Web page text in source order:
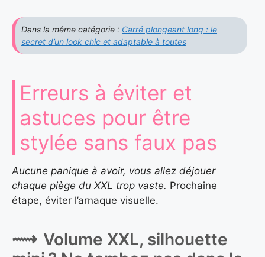
Dans la même catégorie : Carré plongeant long : le
secret d’un look chic et adaptable à toutes
Erreurs à éviter et
astuces pour être
stylée sans faux pas
Aucune panique à avoir, vous allez déjouer
chaque piège du XXL trop vaste. Prochaine
étape, éviter l’arnaque visuelle.
Volume XXL, silhouette